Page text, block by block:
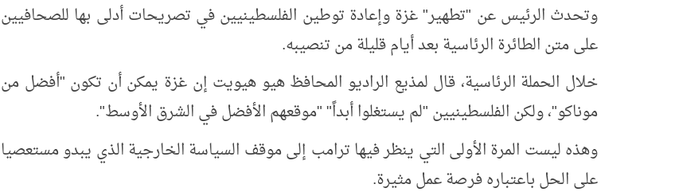
وتحدث الرئيس عن "تطهير" غزة وإعادة توطين الفلسطينيين في تصريحات أدلى بها للصحافيين
على متن الطائرة الرئاسية بعد أيام قليلة من تنصيبه.
خلال الحملة الرئاسية، قال لمذيع الراديو المحافظ هيو هيويت إن غزة يمكن أن تكون "أفضل من
موناكو"، ولكن الفلسطينيين "لم يستغلوا أبداً" "موقعهم الأفضل في الشرق الأوسط".
وهذه ليست المرة الأولى التي ينظر فيها ترامب إلى موقف السياسة الخارجية الذي يبدو مستعصيا
على الحل باعتباره فرصة عمل مثيرة.